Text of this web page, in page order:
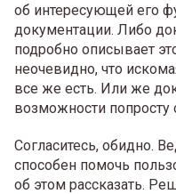
об интересующей его
документации. Либо
подробно описывает
неочевидно, что
все же есть. Или же
возможности попросту
Согласитесь, обидно.
способен помочь
об этом рассказать.